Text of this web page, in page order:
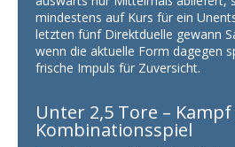
mindestens auf Kurs für ein
letzten fünf Direktduelle gewann
wenn die aktuelle Form dagegen
frische Impuls für Zuversicht.
Unter 2,5 Tore –
Kombinationsspiel